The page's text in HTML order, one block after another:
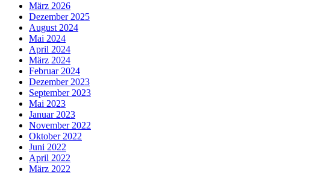
März 2026
Dezember 2025
August 2024
Mai 2024
April 2024
März 2024
Februar 2024
Dezember 2023
September 2023
Mai 2023
Januar 2023
November 2022
Oktober 2022
Juni 2022
April 2022
März 2022